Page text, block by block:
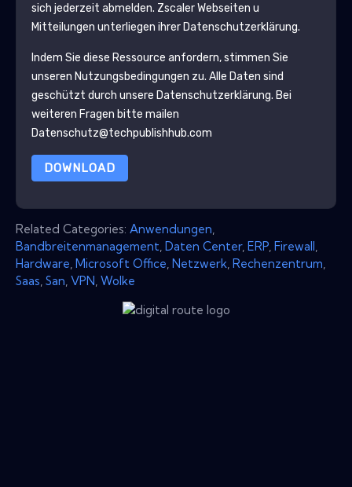
sich jederzeit abmelden. ZscalerWebseiten u
Mitteilungen unterliegen ihrer Datenschutzerklärung.
Indem Sie diese Ressource anfordern, stimmen Sie
unseren Nutzungsbedingungen zu. Alle Daten sind
geschützt durch unsere Datenschutzerklärung. Bei
weiteren Fragen bitte mailen
Datenschutz@techpublishhub.com
DOWNLOAD
Related Categories: Anwendungen
Bandbreitenmanagement Daten Center, ERP Firewall
Hardware Microsoft Office Netzwerk Rechenzentrum
Saas San VPN Wolke